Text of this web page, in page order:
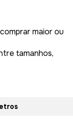
maior ou
tamanhos,